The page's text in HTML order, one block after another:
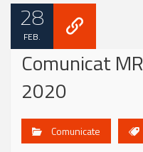
28
FEB.
Comunicat
2020
Comunicate